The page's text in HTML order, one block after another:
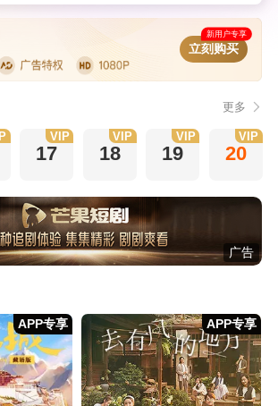
新用户专享
立刻购买
更多
17
VIP
18
VIP
19
VIP
20
VIP
广告
APP专享 APP专享